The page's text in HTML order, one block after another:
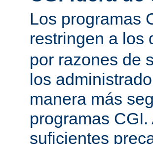
Los programas
restringen a los
por razones de
los
manera más
programas
suficientes